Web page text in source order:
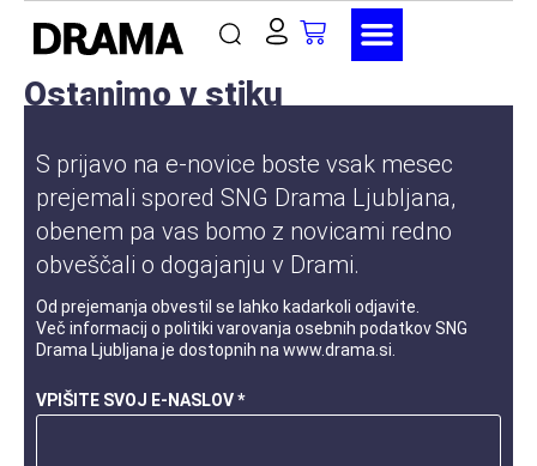
Ostanimo v stiku
S prijavo na e-novice boste vsak mesec
prejemali spored SNG Drama Ljubljana,
obenem pa vas bomo z novicami redno
obveščali o dogajanju v Drami.
Od prejemanja obvestil se lahko kadarkoli odjavite.
Več informacij o politiki varovanja osebnih podatkovSNG
Drama Ljubljana je dostopnih na www.drama.si
VPIŠITE SVOJ E-NASLOV *